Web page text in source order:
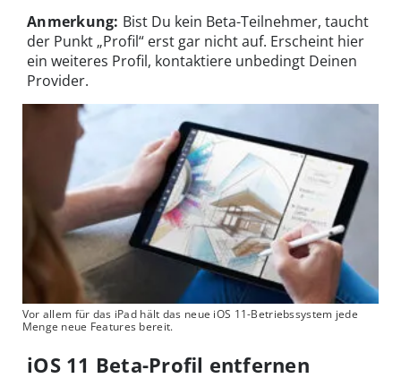
Anmerkung: Bist Du kein Beta-Teilnehmer, taucht
der Punkt „Profil“ erst gar nicht auf. Erscheint hier
ein weiteres Profil, kontaktiere unbedingt Deinen
Provider.
Vor allem für das iPad hält das neue iOS 11-Betriebssystem jede
Menge neue Features bereit.
iOS 11 Beta-Profil entfernen